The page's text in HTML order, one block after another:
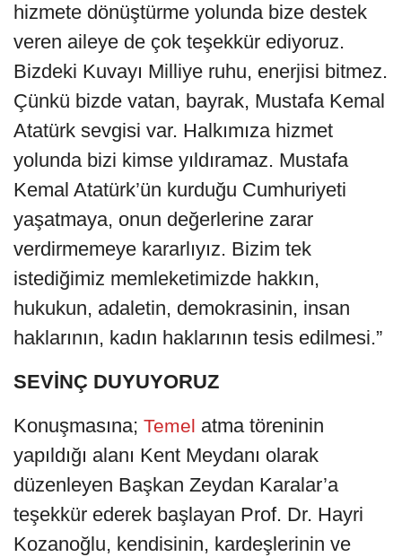
hizmete dönüştürme yolunda bize destek
veren aileye de çok teşekkür ediyoruz.
Bizdeki Kuvayı Milliye ruhu, enerjisi bitmez.
Çünkü bizde vatan, bayrak, Mustafa Kemal
Atatürk sevgisi var. Halkımıza hizmet
yolunda bizi kimse yıldıramaz. Mustafa
Kemal Atatürk’ün kurduğu Cumhuriyeti
yaşatmaya, onun değerlerine zarar
verdirmemeye kararlıyız. Bizim tek
istediğimiz memleketimizde hakkın,
hukukun, adaletin, demokrasinin, insan
haklarının, kadın haklarının tesis edilmesi.”
SEVİNÇ DUYUYORUZ
Konuşmasına; Temel atma töreninin
yapıldığı alanı Kent Meydanı olarak
düzenleyen Başkan Zeydan Karalar’a
teşekkür ederek başlayan Prof. Dr. Hayri
Kozanoğlu, kendisinin, kardeşlerinin ve